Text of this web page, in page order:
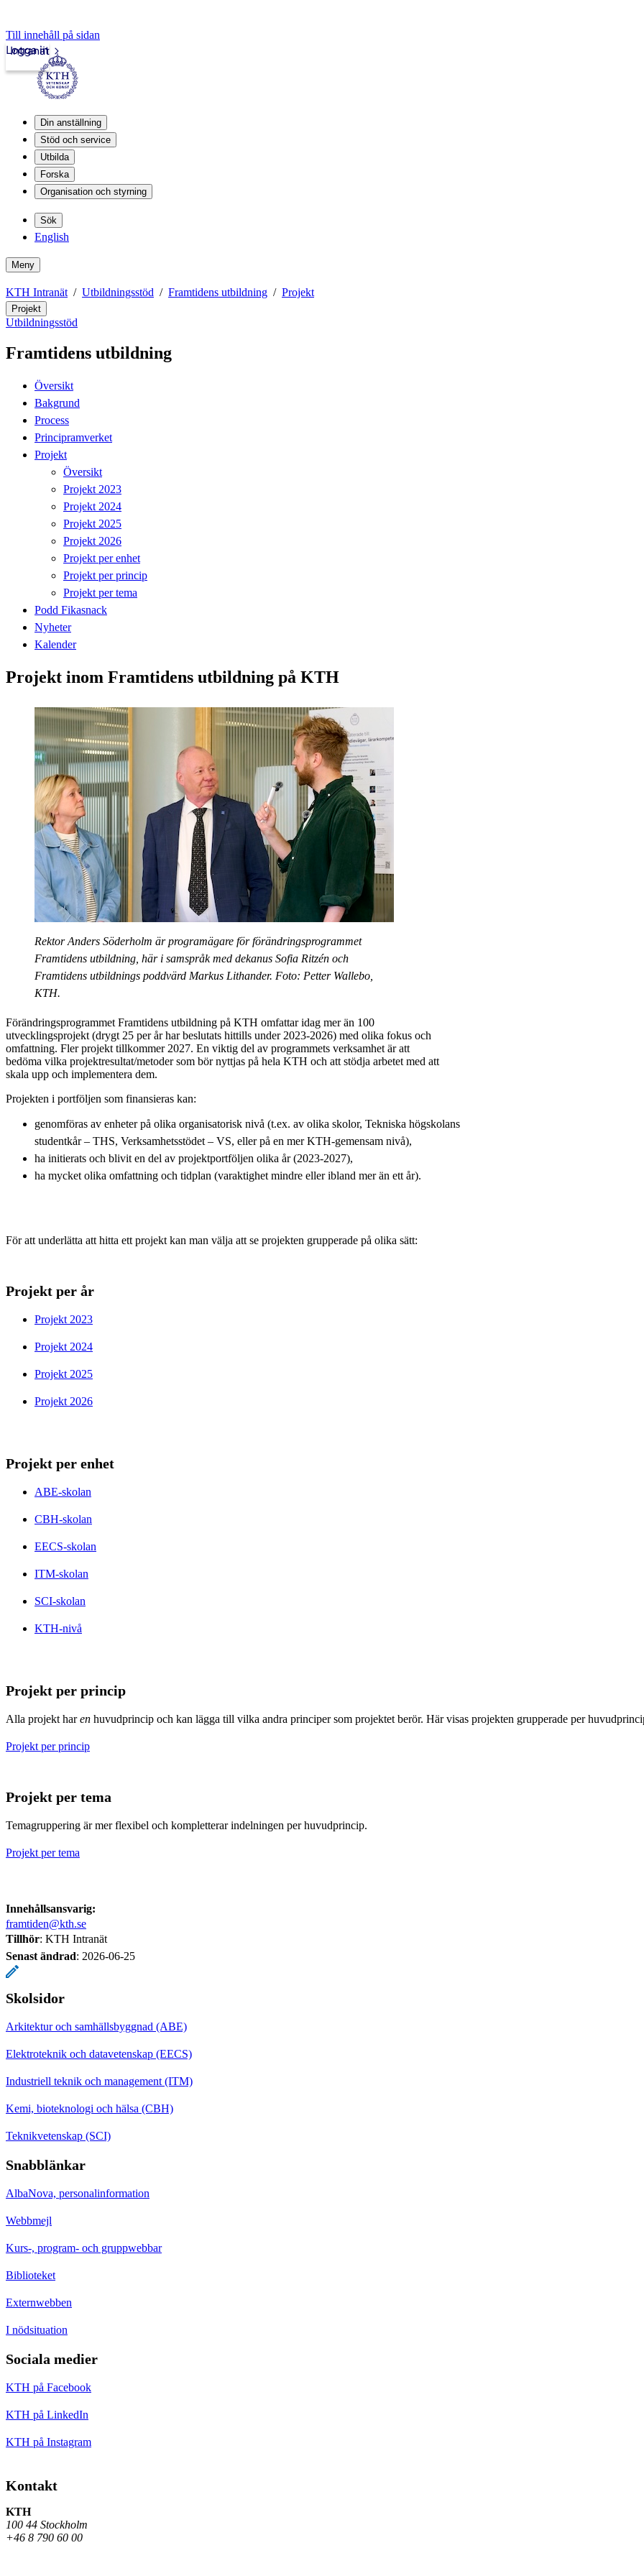
Till innehåll på sidan
Intranät
Logga in
Din anställning
Stöd och service
Utbilda
Forska
Organisation och styrning
Sök
English
Meny
KTH Intranät Utbildningsstöd Framtidens utbildning Projekt
Projekt
Utbildningsstöd
Framtidens utbildning
Översikt
Bakgrund
Process
Principramverket
Projekt
Översikt
Projekt 2023
Projekt 2024
Projekt 2025
Projekt 2026
Projekt per enhet
Projekt per princip
Projekt per tema
Podd Fikasnack
Nyheter
Kalender
Projekt inom Framtidens utbildning på KTH
Rektor Anders Söderholm är programägare för förändringsprogrammet
Framtidens utbildning, här i samspråk med dekanus Sofia Ritzén och
Framtidens utbildnings poddvärd Markus Lithander. Foto: Petter Wallebo,
KTH.
Förändringsprogrammet Framtidens utbildning på KTH omfattar idag mer än 100
utvecklingsprojekt (drygt 25 per år har beslutats hittills under 2023-2026) med olika fokus och
omfattning. Fler projekt tillkommer 2027. En viktig del av programmets verksamhet är att
bedöma vilka projektresultat/metoder som bör nyttjas på hela KTH och att stödja arbetet med att
skala upp och implementera dem.
Projekten i portföljen som finansieras kan:
genomföras av enheter på olika organisatorisk nivå (t.ex. av olika skolor, Tekniska högskolans
studentkår – THS, Verksamhetsstödet – VS, eller på en mer KTH-gemensam nivå),
ha initierats och blivit en del av projektportföljen olika år (2023-2027),
ha mycket olika omfattning och tidplan (varaktighet mindre eller ibland mer än ett år).
För att underlätta att hitta ett projekt kan man välja att se projekten grupperade på olika sätt:
Projekt per år
Projekt 2023
Projekt 2024
Projekt 2025
Projekt 2026
Projekt per enhet
ABE-skolan
CBH-skolan
EECS-skolan
ITM-skolan
SCI-skolan
KTH-nivå
Projekt per princip
Alla projekt haren huvudprincip och kan lägga till vilka andra principer som projektet berör. Här visas projekten grupperade per
Projekt per princip
Projekt per tema
Temagruppering är mer flexibel och kompletterar indelningen per huvudprincip.
Projekt per tema
Innehållsansvarig:
framtiden@kth.se
Tillhör: KTH Intranät
Senast ändrad: 2026-06-25
Skolsidor
Arkitektur och samhällsbyggnad (ABE)
Elektroteknik och datavetenskap (EECS)
Industriell teknik och management (ITM)
Kemi, bioteknologi och hälsa (CBH)
Teknikvetenskap (SCI)
Snabblänkar
AlbaNova, personalinformation
Webbmejl
Kurs-, program- och gruppwebbar
Biblioteket
Externwebben
I nödsituation
Sociala medier
KTH på Facebook
KTH på LinkedIn
KTH på Instagram
Kontakt
KTH
100 44 Stockholm
+46 8 790 60 00